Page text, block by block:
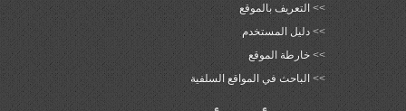
>> التعريف بالموقع
>>دليل المستخدم
>>خارطة الموقع
>> الباحث في المواقع السلفية